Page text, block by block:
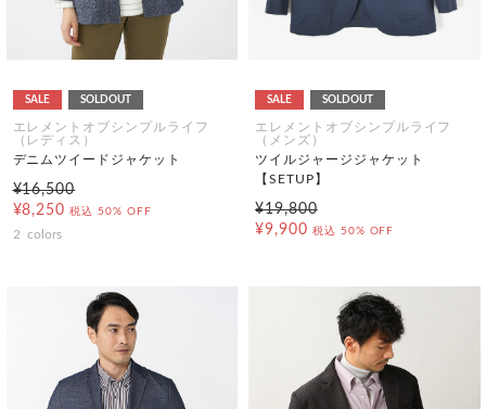
SALE SOLDOUT
エレメントオブシンプルライフ
（レディス）
デニムツイードジャケット
¥16,500
¥8,250 税込 50% OFF
2 colors
SALE SOLDOUT
エレメントオブシンプルライフ
（メンズ）
ツイルジャージジャケット
【SETUP】
¥19,800
¥9,900 税込 50% OFF